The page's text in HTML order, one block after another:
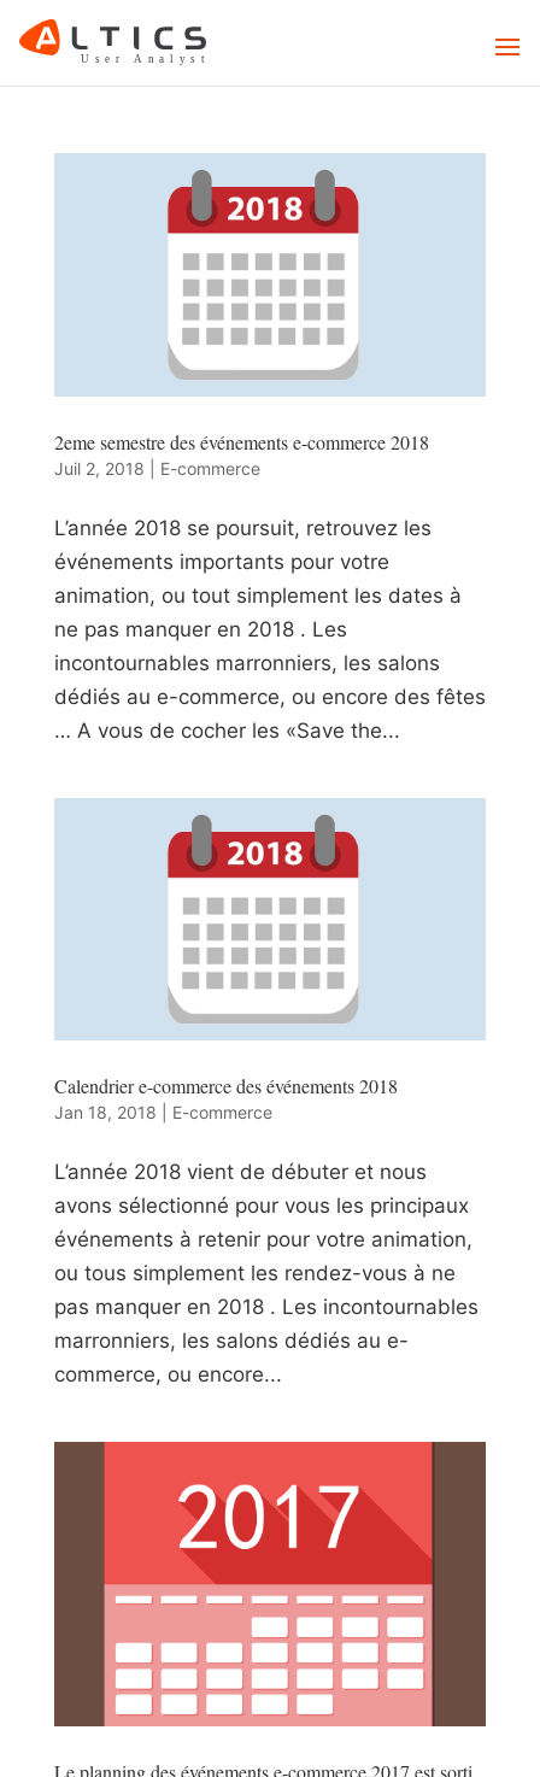
2eme semestre des événements e-commerce 2018
Juil 2, 2018 E-commerce
L’année 2018 se poursuit, retrouvez les
événements importants pour votre
animation, ou tout simplement les dates à
ne pas manquer en 2018 . Les
incontournables marronniers, les salons
dédiés au e-commerce, ou encore des fêtes
… A vous de cocher les «Save the...
Calendrier e-commerce des événements 2018
Jan 18, 2018 E-commerce
L’année 2018 vient de débuter et nous
avons sélectionné pour vous les principaux
événements à retenir pour votre animation,
ou tous simplement les rendez-vous à ne
pas manquer en 2018 . Les incontournables
marronniers, les salons dédiés au e-
commerce, ou encore...
Le planning des événements e-commerce 2017 est sorti